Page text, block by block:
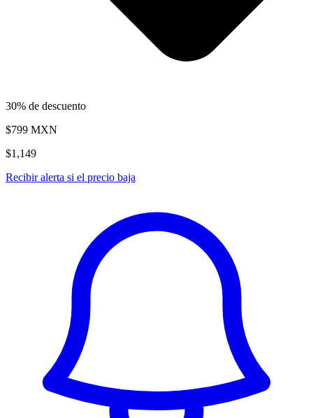
30% de descuento
$799 MXN
$1,149
Recibir alerta si el precio baja